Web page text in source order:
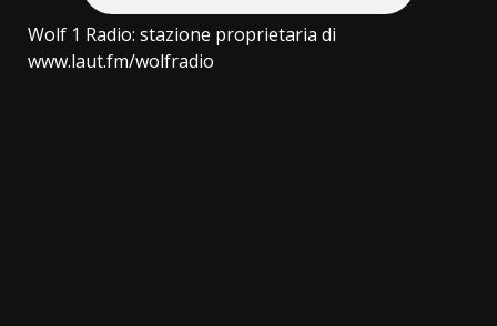
Wolf 1 Radio: stazione proprietaria di
www.laut.fm/wolfradio